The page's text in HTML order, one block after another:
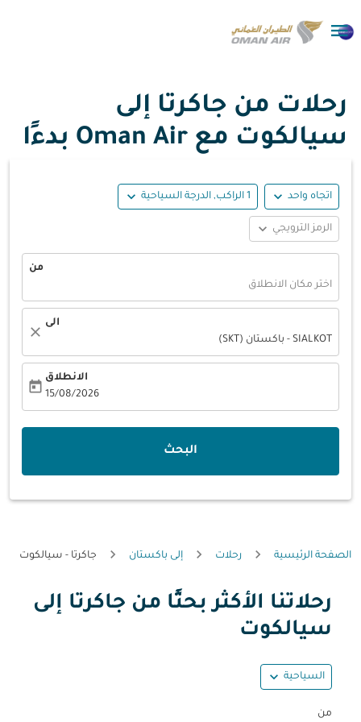

رحلات من جاكرتا إلى
سيالكوت مع Oman Air بدءًا
اتجاه واحد expand_more 1 الراكب, الدرجة السياحية expand_more
الرمز الترويجي expand_more
من
اختر مكان الانطلاق
الى
SIALKOT - باكستان (SKT)
close
الانطلاق
15/08/2026
today
البحث
الصفحة الرئيسية رحلات إلى باكستان جاكرتا - سيالكوت
رحلاتنا الأكثر بحثًا من جاكرتا إلى
سيالكوت
السياحية expand_more
من
حاول تحديث الرحلة (مغادرة و/أو وجهة) أو التفاعل مع